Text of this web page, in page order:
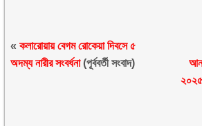
«কলারোয়ায় বেগম রোকেয়া দিবসে ৫
অদম্য নারীর সংবর্ধনা(পূর্ববর্তী সংবাদ)